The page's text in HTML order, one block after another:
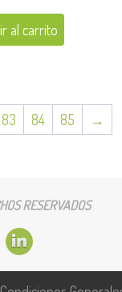
al carrito
83 84 85 →
RESERVADOS